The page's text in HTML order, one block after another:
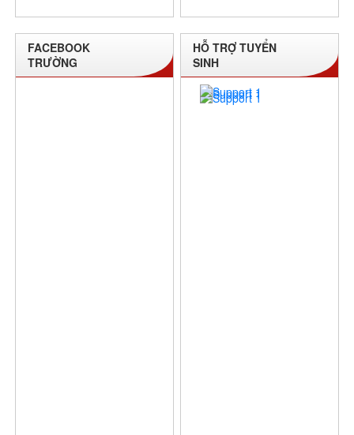
FACEBOOK
TRƯỜNG
HỖ TRỢ TUYỂN
SINH